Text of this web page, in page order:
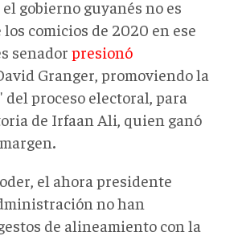
gobierno guyanés no es
comicios de 2020 en ese
senadorpresionó
Granger, promoviendo la
proceso electoral, para
de Irfaan Ali, quien ganó
.
el ahora presidente
no han
de alineamiento con la